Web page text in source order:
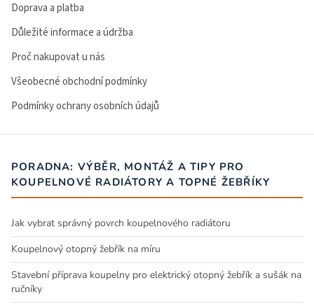
Doprava a platba
Důležité informace a údržba
Proč nakupovat u nás
Všeobecné obchodní podmínky
Podmínky ochrany osobních údajů
PORADNA: VÝBĚR, MONTÁŽ A TIPY PRO
KOUPELNOVÉ RADIÁTORY A TOPNÉ ŽEBŘÍKY
Jak vybrat správný povrch koupelnového radiátoru
Koupelnový otopný žebřík na míru
Stavební příprava koupelny pro elektrický otopný žebřík a sušák na
ručníky